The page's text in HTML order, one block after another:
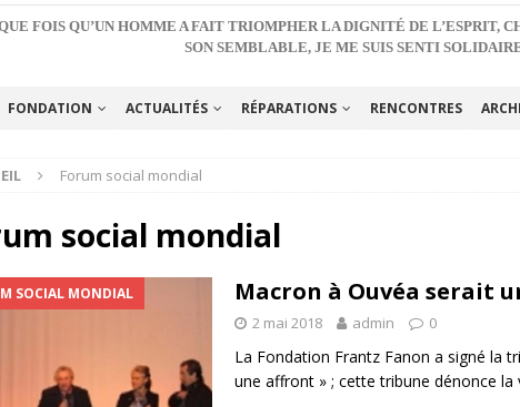
FOIS QU’UN HOMME A FAIT TRIOMPHER LA DIGNITÉ DE L’ESPRIT,
SON SEMBLABLE, JE ME SUIS SENTI
FONDATION ACTUALITÉS RÉPARATIONS RENCONTRES
Forum social mondial
social mondial
SOCIAL MONDIAL Macron à Ouvéa serait
2 mai 2018 admin 0
La Fondation Frantz Fanon a signé la
une affront » ; cette tribune dénonce la